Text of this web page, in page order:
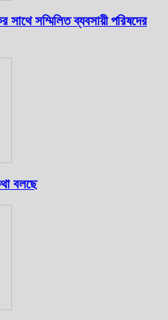
সম্মিলিত ব্যবসায়ী পরিষদের
বলছে